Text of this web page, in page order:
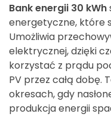
Bank energii 30 kWh
energetyczne, które
Umożliwia
elektrycznej, dzięki
korzystać z prądu
PV przez całą dobę.
okresach, gdy
produkcja energii